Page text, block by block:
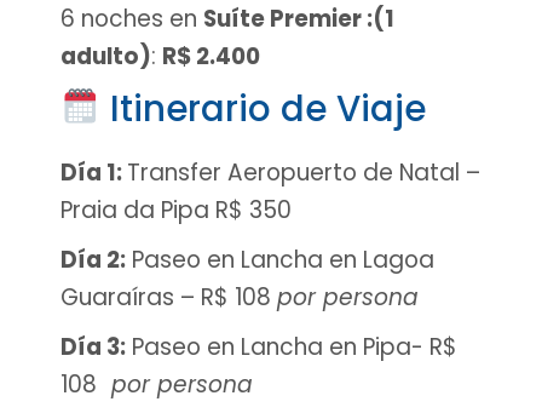
6 noches en Suíte Premier:(1
adulto): R$ 2.400
Itinerario de Viaje
Día 1:Transfer Aeropuerto de Natal –
Praia da Pipa R$ 350
Día 2: Paseo en Lancha en Lagoa
Guaraíras – R$ 108 por persona
Día 3: Paseo en Lancha en Pipa- R$
108 por persona